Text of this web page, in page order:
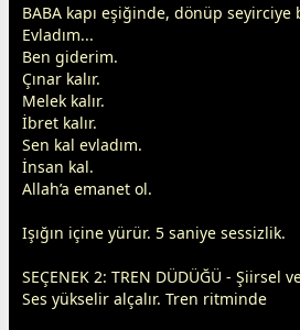
BABA kapı eşiğinde, dönüp seyirciye
Evladım...
Ben giderim.
Çınar kalır.
Melek kalır.
İbret kalır.
Sen kal evladım.
İnsan kal.
Allah’a emanet ol.
Işığın içine yürür. 5 saniye sessizlik.
SEÇENEK 2: TREN DÜDÜĞÜ - Şiirsel
Ses yükselir alçalır. Tren ritminde